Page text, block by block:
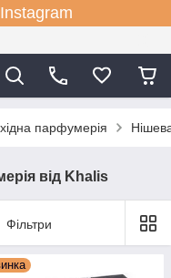
парфумерія
від Khalis
Фільтри